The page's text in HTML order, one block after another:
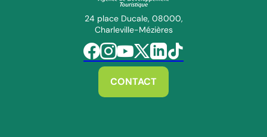
ADT des Ardennes Pro
24 place Ducale, 08000,
Charleville-Mézières
Suivez-nous sur Facebook
Suivez-nous sur Instagram
Suivez-nous sur Youtube
Suivez-nous sur Twitter
Suivez-nous sur Linkedin
Suivez-nous sur Tiktok
CONTACT